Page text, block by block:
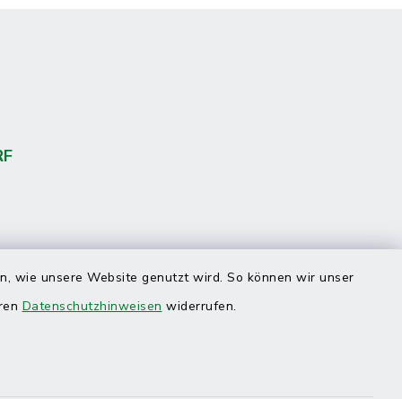
wie unsere Website genutzt wird. So können wir unser
Datenschutzhinweisen widerrufen.